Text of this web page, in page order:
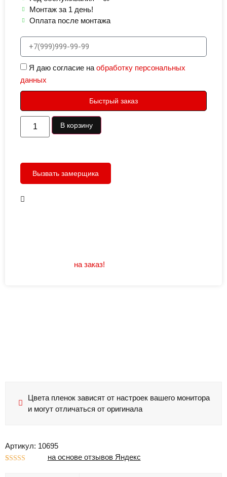
Артикул: 10695
на основе отзывов Яндекс
Монтаж за 1 день!
Оплата после монтажа
Я даю согласие наобработку персональных
данных
Быстрый заказ
В корзину
Вызвать замерщика
на заказ!
Цвета пленок зависят от настроек вашего монитора
и могут отличаться от оригинала